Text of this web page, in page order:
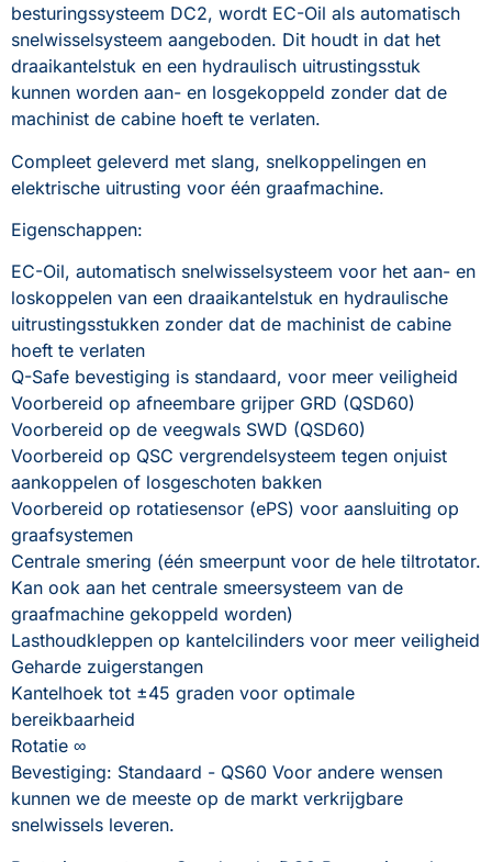
besturingssysteem DC2, wordt EC-Oil als automatisch
snelwisselsysteem aangeboden. Dit houdt in dat het
draaikantelstuk en een hydraulisch uitrustingsstuk
kunnen worden aan- en losgekoppeld zonder dat de
machinist de cabine hoeft te verlaten.
Compleet geleverd met slang, snelkoppelingen en
elektrische uitrusting voor één graafmachine.
Eigenschappen:
EC-Oil, automatisch snelwisselsysteem voor het aan- en
loskoppelen van een draaikantelstuk en hydraulische
uitrustingsstukken zonder dat de machinist de cabine
hoeft te verlaten
Q-Safe bevestiging is standaard, voor meer veiligheid
Voorbereid op afneembare grijper GRD (QSD60)
Voorbereid op de veegwals SWD (QSD60)
Voorbereid op QSC vergrendelsysteem tegen onjuist
aankoppelen of losgeschoten bakken
Voorbereid op rotatiesensor (ePS) voor aansluiting op
graafsystemen
Centrale smering (één smeerpunt voor de hele tiltrotator.
Kan ook aan het centrale smeersysteem van de
graafmachine gekoppeld worden)
Lasthoudkleppen op kantelcilinders voor meer veiligheid
Geharde zuigerstangen
Kantelhoek tot ±45 graden voor optimale
bereikbaarheid
Rotatie ∞
Bevestiging: Standaard - QS60 Voor andere wensen
kunnen we de meeste op de markt verkrijgbare
snelwissels leveren.